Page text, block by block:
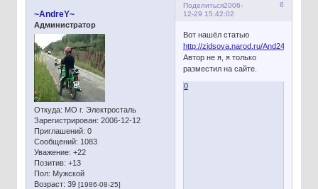
Поделиться 6
2006-
12-29 15:42:02
~AndreY~
Администратор
Откуда: МО г. Электросталь
Зарегистрирован: 2006-12-12
Приглашений: 0
Сообщений: 1083
Уважение: +22
Позитив: +13
Пол: Мужской
Возраст: 39 [1986-08-25]
Вот нашёл статью
http://zidsova.narod.ru/And2461.htm
Автор не я, я только
разместил на сайте.
0